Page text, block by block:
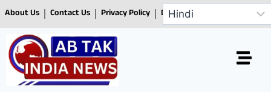
About Us Contact Us Privacy Policy Disclaimer